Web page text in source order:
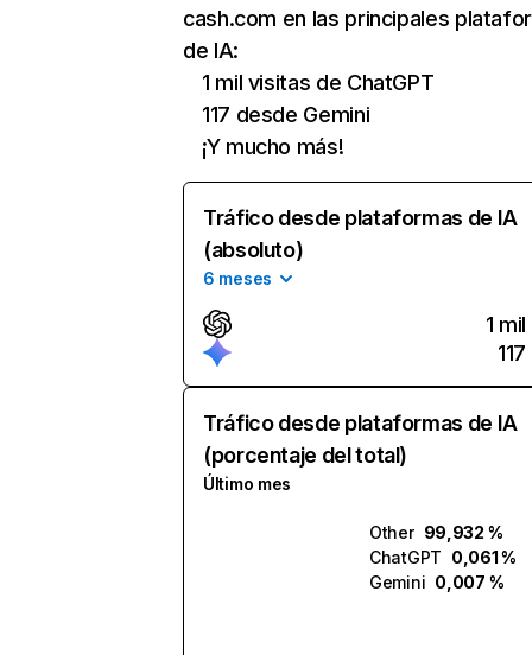
cash.com en las principales
de IA:
1 mil visitas de ChatGPT
117 desde Gemini
¡Y mucho más!
Tráfico desde plataformas de IA
(absoluto)
6 meses
1 mil
117
Tráfico desde plataformas de IA
(porcentaje del total)
Último mes
Other 99,932 %
ChatGPT 0,061 %
Gemini 0,007 %